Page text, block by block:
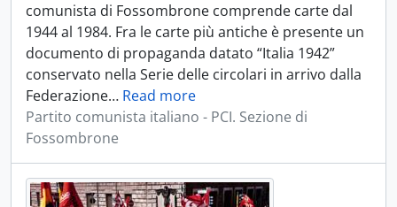
comunista di Fossombrone comprende carte dal
1944 al 1984. Fra le carte più antiche è presente un
documento di propaganda datato “Italia 1942”
conservato nella Serie delle circolari in arrivo dalla
Federazione… Read more
Partito comunista italiano - PCI. Sezione di
Fossombrone